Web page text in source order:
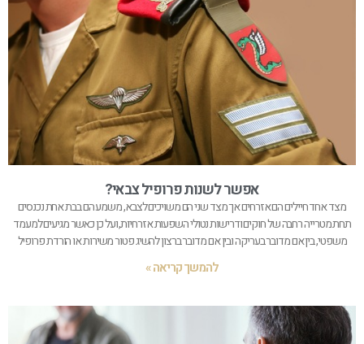
אפשר לשנות פרופיל צבאי?
מצד אחד חיילים הם אזרחים אך מצד שני הם משויכים לצבא, משמע הם בבת אחת נכנסים
תחת מטרייה רחבה של חוקים ודרישות נטולי השפעות אזרחיות, ועל כן כאשר מגיעים למעמד
משפטי, בין אם מדובר בעריקה ובין אם מדובר ברצון להשיג פטור משירות או הורדת פרופיל
להמשך קריאה »